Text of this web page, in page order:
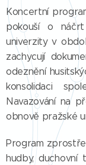
Koncertní
pokouší o
univerzity v
zachycují
odeznění
konsolidaci
Navazování na
obnově pražské
Program
hudby, duchovní